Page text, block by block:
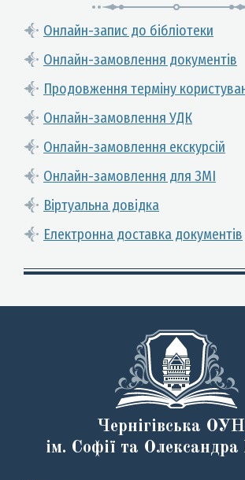
Онлайн-запис до бібліотеки
Онлайн-замовлення документів
Продовження терміну
Онлайн-замовлення УДК
Онлайн-замовлення екскурсій
Онлайн-замовлення для ЗМІ
Віртуальна довідка
Електронна доставка документів
Чернігівська
ім. Софії та Олександра